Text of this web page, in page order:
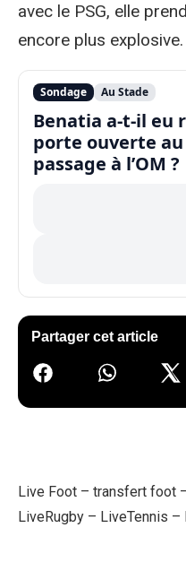
avec le PSG, elle
encore plus explosive.
Sondage Au Stade
Benatia a-t-il eu
porte ouverte au
passage à l’OM ?
Partager cet article
Live Foot – transfert foot
LiveRugby – LiveTennis –